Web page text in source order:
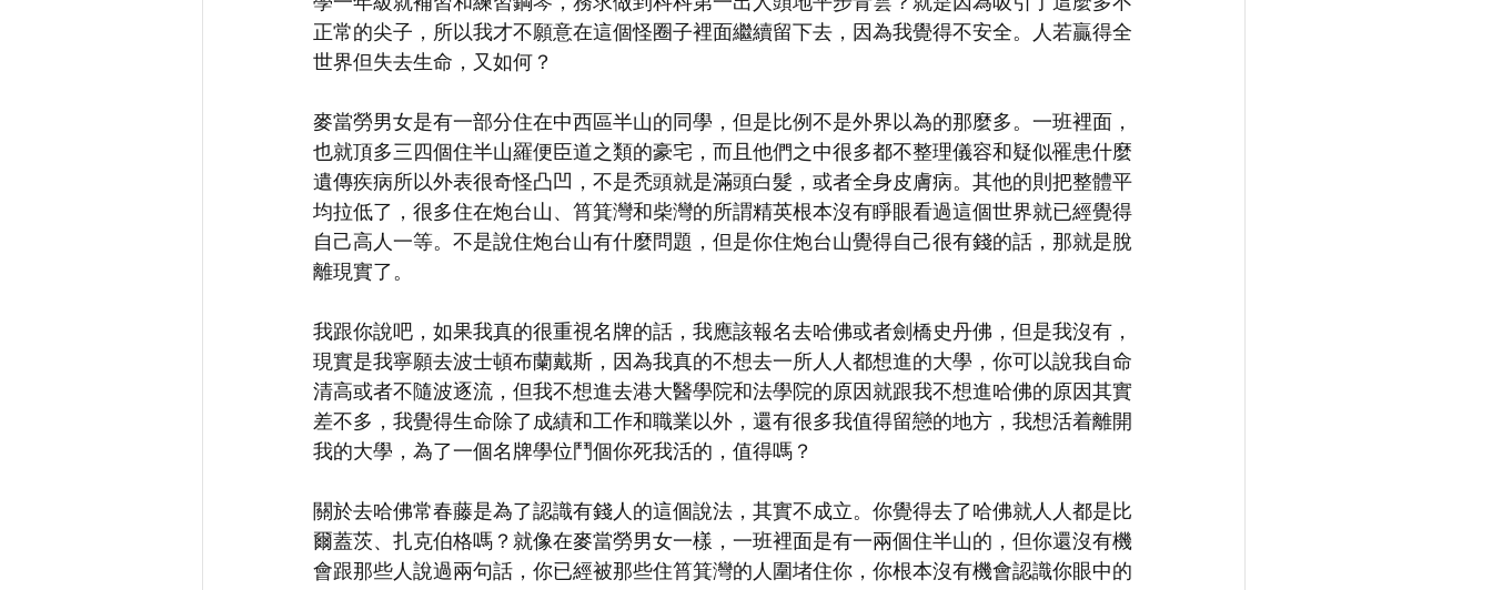
正常的尖子，所以我才不願意在這個怪圈子裡面繼續留下去，因為我覺得不安全。人若贏得全
世界但失去生命，又如何？
麥當勞男女是有一部分住在中西區半山的同學，但是比例不是外界以為的那麼多。一班裡面，
也就頂多三四個住半山羅便臣道之類的豪宅，而且他們之中很多都不整理儀容和疑似罹患什麼
遺傳疾病所以外表很奇怪凸凹，不是禿頭就是滿頭白髮，或者全身皮膚病。其他的則把整體平
均拉低了，很多住在炮台山、筲箕灣和柴灣的所謂精英根本沒有睜眼看過這個世界就已經覺得
自己高人一等。不是說住炮台山有什麼問題，但是你住炮台山覺得自己很有錢的話，那就是脫
離現實了。
我跟你說吧，如果我真的很重視名牌的話，我應該報名去哈佛或者劍橋史丹佛，但是我沒有，
現實是我寧願去波士頓布蘭戴斯，因為我真的不想去一所人人都想進的大學，你可以說我自命
清高或者不隨波逐流，但我不想進去港大醫學院和法學院的原因就跟我不想進哈佛的原因其實
差不多，我覺得生命除了成績和工作和職業以外，還有很多我值得留戀的地方，我想活着離開
我的大學，為了一個名牌學位鬥個你死我活的，值得嗎？
關於去哈佛常春藤是為了認識有錢人的這個說法，其實不成立。你覺得去了哈佛就人人都是比
爾蓋茨、扎克伯格嗎？就像在麥當勞男女一樣，一班裡面是有一兩個住半山的，但你還沒有機
會跟那些人說過兩句話，你已經被那些住筲箕灣的人圍堵住你，你根本沒有機會認識你眼中的